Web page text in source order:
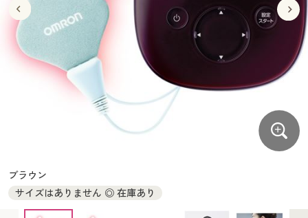
カーテン・ラグ・ファブリック
制服・学生服
ジュニア・ティーンズ下着
大きいサイズ通販すべて
大きいサイズ レディース服
大きいサイズ レディース下着
大きいサイズ 事務・制服
バーゲン
バーゲンセール
シークレットセール
詳細検索
商品カテゴリ一覧
カタログ・チラシからのご注文
デジタルカタログ
ジュニア・ティーンズ下着
大きいサイズ レディース服
大きいサイズ レディース下着
大きいサイズ メンズ
バーゲンセール
シークレットセール
詳細検索
商品カテゴリ一覧
カタログ・チラシからのご注文
カタログ無料プレゼント
ブラウン
サイズはありません ◎ 在庫あり